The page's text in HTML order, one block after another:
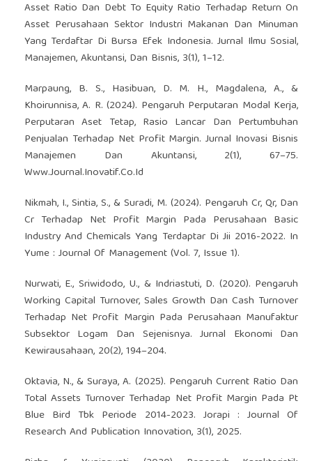
Asset Ratio Dan Debt To Equity Ratio Terhadap Return On
Asset Perusahaan Sektor Industri Makanan Dan Minuman
Yang Terdaftar Di Bursa Efek Indonesia. Jurnal Ilmu Sosial,
Manajemen, Akuntansi, Dan Bisnis, 3(1), 1–12.
Marpaung, B. S., Hasibuan, D. M. H., Magdalena, A., &
Khoirunnisa, A. R. (2024). Pengaruh Perputaran Modal Kerja,
Perputaran Aset Tetap, Rasio Lancar Dan Pertumbuhan
Penjualan Terhadap Net Profit Margin. Jurnal Inovasi Bisnis
Manajemen Dan Akuntansi, 2(1), 67–75.
Www.Journal.Inovatif.Co.Id
Nikmah, I., Sintia, S., & Suradi, M. (2024). Pengaruh Cr, Qr, Dan
Cr Terhadap Net Profit Margin Pada Perusahaan Basic
Industry And Chemicals Yang Terdaptar Di Jii 2016-2022. In
Yume : Journal Of Management (Vol. 7, Issue 1).
Nurwati, E., Sriwidodo, U., & Indriastuti, D. (2020). Pengaruh
Working Capital Turnover, Sales Growth Dan Cash Turnover
Terhadap Net Profit Margin Pada Perusahaan Manufaktur
Subsektor Logam Dan Sejenisnya. Jurnal Ekonomi Dan
Kewirausahaan, 20(2), 194–204.
Oktavia, N., & Suraya, A. (2025). Pengaruh Current Ratio Dan
Total Assets Turnover Terhadap Net Profit Margin Pada Pt
Blue Bird Tbk Periode 2014-2023. Jorapi : Journal Of
Research And Publication Innovation, 3(1), 2025.